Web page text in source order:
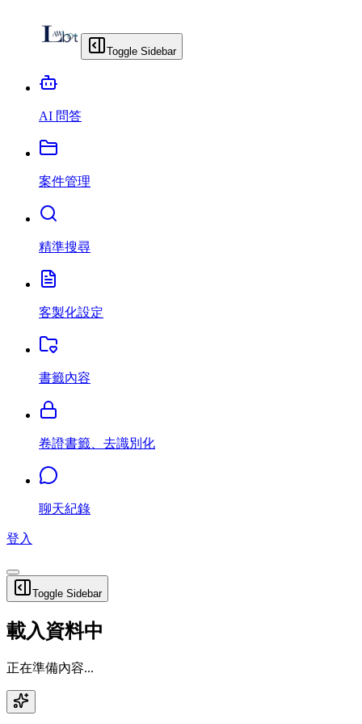
Toggle Sidebar
AI 問答
案件管理
精準搜尋
客製化設定
書籤內容
卷證書籤、去識別化
聊天紀錄
登入
Toggle Sidebar
載入資料中
正在準備內容...